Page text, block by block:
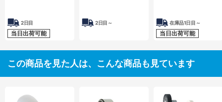
2日目
当日出荷可能
2日目～ 在庫品1日目～
当日出荷可能
この商品を見た人は、こんな商品も見ています